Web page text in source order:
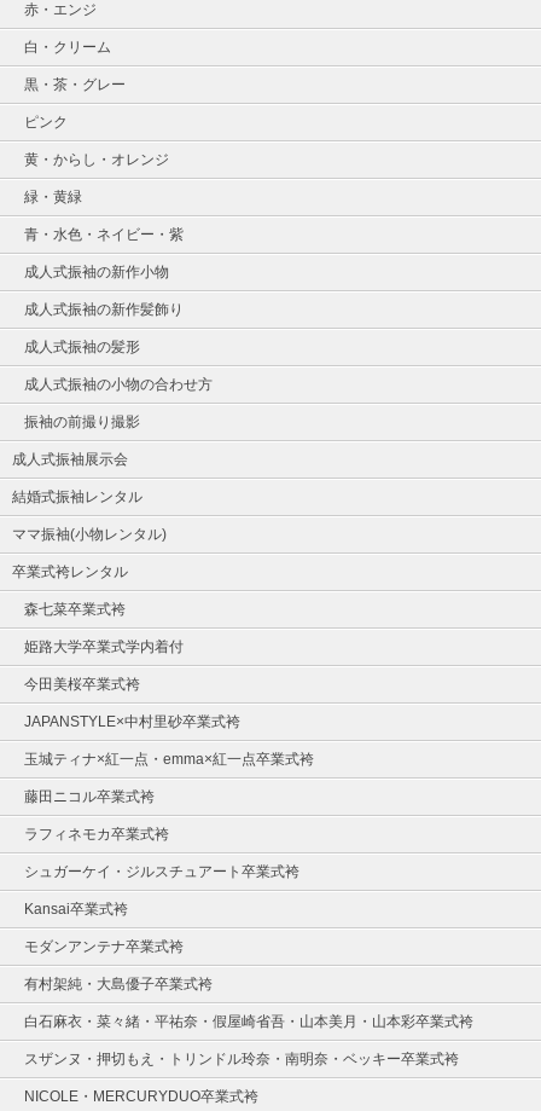
赤・エンジ
白・クリーム
黒・茶・グレー
ピンク
黄・からし・オレンジ
緑・黄緑
青・水色・ネイビー・紫
成人式振袖の新作小物
成人式振袖の新作髪飾り
成人式振袖の髪形
成人式振袖の小物の合わせ方
振袖の前撮り撮影
成人式振袖展示会
結婚式振袖レンタル
ママ振袖(小物レンタル)
卒業式袴レンタル
森七菜卒業式袴
姫路大学卒業式学内着付
今田美桜卒業式袴
JAPANSTYLE×中村里砂卒業式袴
玉城ティナ×紅一点・emma×紅一点卒業式袴
藤田ニコル卒業式袴
ラフィネモカ卒業式袴
シュガーケイ・ジルスチュアート卒業式袴
Kansai卒業式袴
モダンアンテナ卒業式袴
有村架純・大島優子卒業式袴
白石麻衣・菜々緒・平祐奈・假屋崎省吾・山本美月・山本彩卒業式袴
スザンヌ・押切もえ・トリンドル玲奈・南明奈・ベッキー卒業式袴
NICOLE・MERCURYDUO卒業式袴